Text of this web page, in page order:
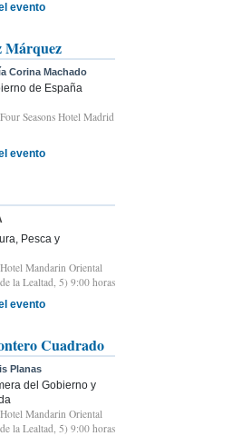
evento
Márquez
Corina Machado
de España
Seasons Hotel Madrid
evento
Pesca y
Mandarin Oriental
la Lealtad, 5) 9:00 horas
evento
Cuadrado
Planas
del Gobierno y
Mandarin Oriental
la Lealtad, 5) 9:00 horas